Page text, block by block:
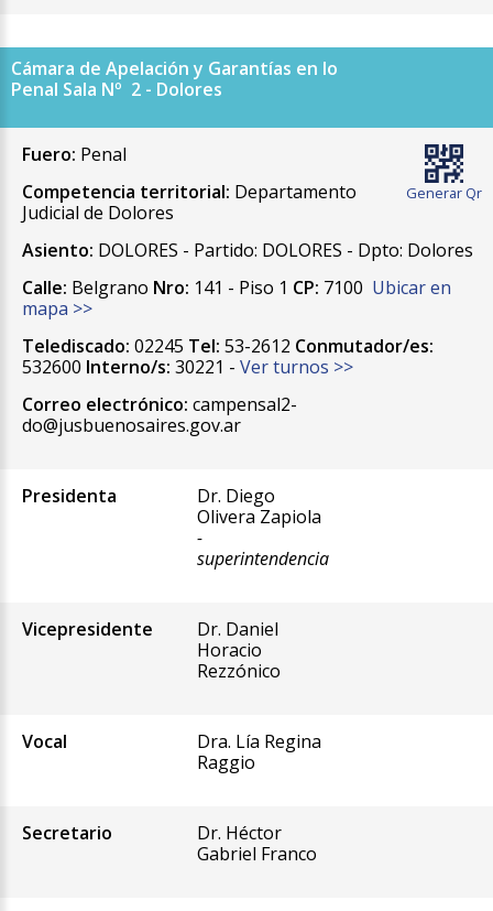
Cámara de Apelación y Garantías en lo
Penal Sala Nº 2 - Dolores
Generar Qr
Fuero: Penal
Competencia territorial: Departamento
Judicial de Dolores
Asiento: DOLORES - Partido: DOLORES - Dpto: Dolores
Calle: Belgrano Nro: 141 - Piso 1 CP: 7100 Ubicar en
mapa >>
Telediscado: 02245 Tel: 53-2612 Conmutador/es:
532600 Interno/s: 30221 - Ver turnos >>
Correo electrónico: campensal2-
do@jusbuenosaires.gov.ar
Presidenta
Dr. Diego
Olivera Zapiola
-
superintendencia
Vicepresidente
Dr. Daniel
Horacio
Rezzónico
Vocal
Dra. Lía Regina
Raggio
Secretario
Dr. Héctor
Gabriel Franco